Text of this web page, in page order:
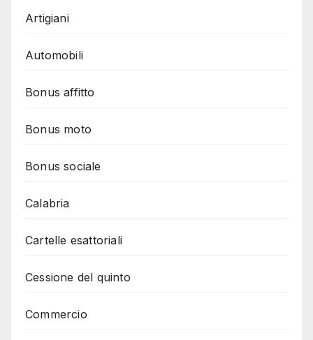
Artigiani
Automobili
Bonus affitto
Bonus moto
Bonus sociale
Calabria
Cartelle esattoriali
Cessione del quinto
Commercio